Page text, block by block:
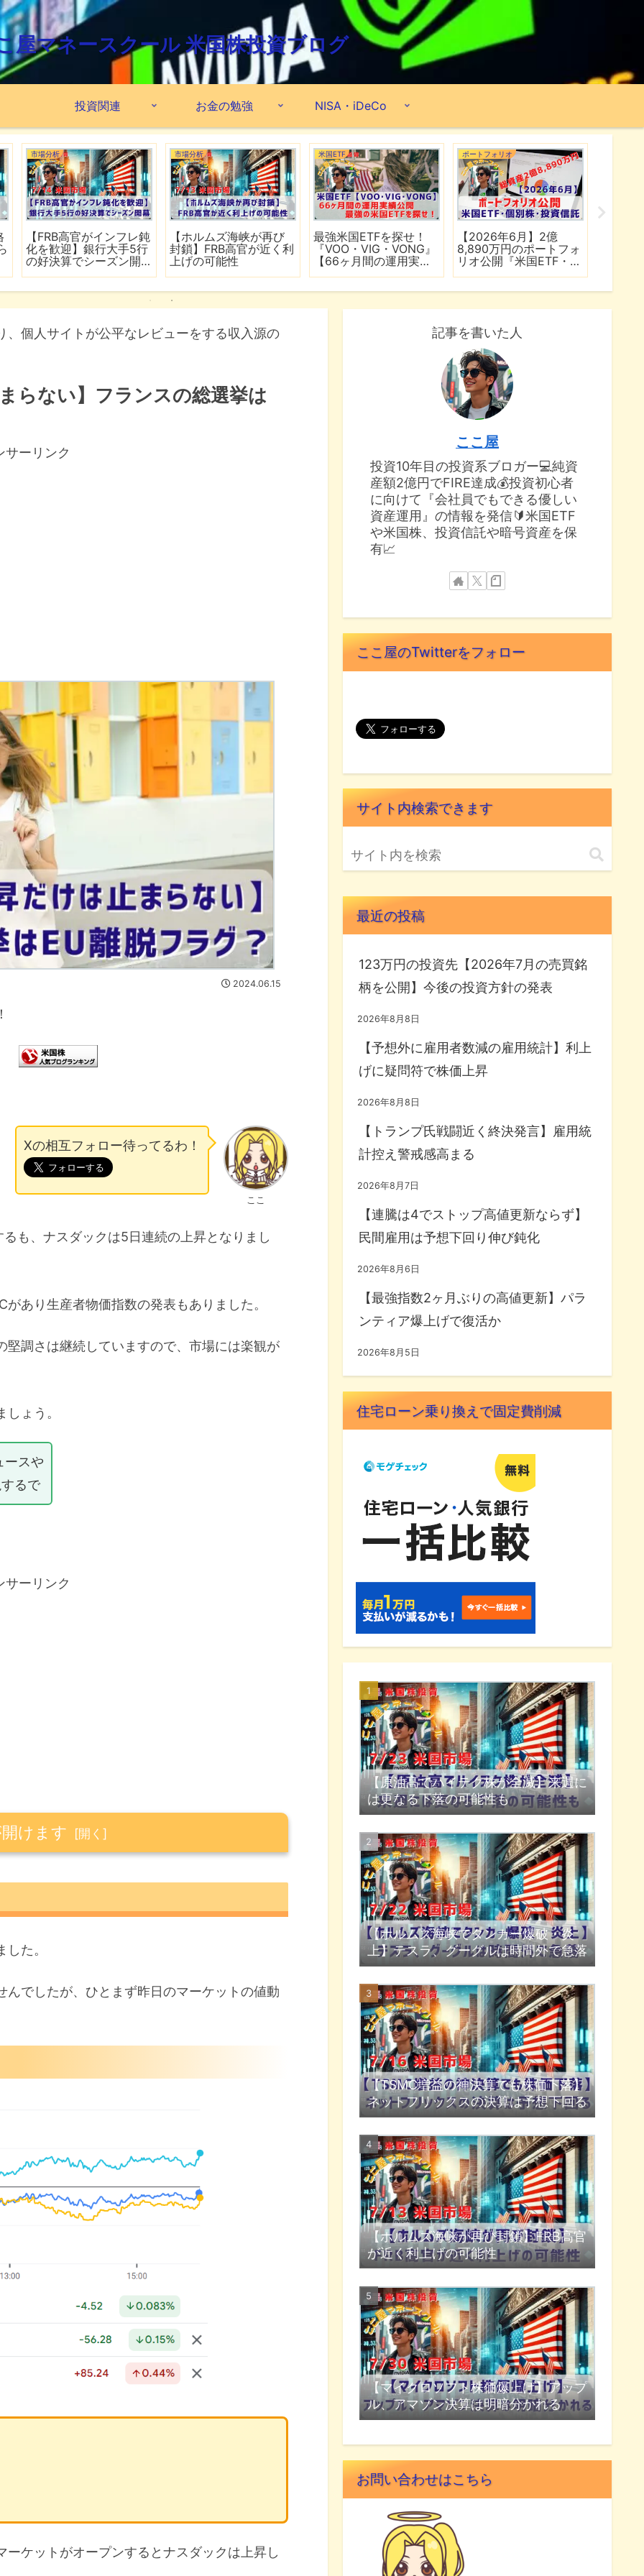
屋マネースクール 米国株投資ブログ
投資関連 お金の勉強 NISA・iDeCo
市場分析
【FRB高官がインフレ鈍
化を歓迎】銀行大手5行
の好決算でシーズン開
市場分析
【ホルムズ海峡が再び
封鎖】FRB高官が近く利
上げの可能性
米国ETF
最強米国ETFを探せ！
『VOO・VIG・VONG』
【66ヶ月間の運用実績
ポートフォリオ
【2026年6月】2億
8,890万円のポートフォ
リオ公開『米国ETF・個
個人サイトが公平なレビューをする収入源の
らない】フランスの総選挙は
サーリンク
2024.06.15
ここ
Xの相互フォロー待ってるわ！
も、ナスダックは5日連続の上昇となりまし
あり生産者物価指数の発表もありました。
調さは継続していますので、市場には楽観が
ょう。
ースや
るで
サーリンク
けます
チメント下げる
た。
でしたが、ひとまず昨日のマーケットの値動
ケットがオープンするとナスダックは上昇し
記事を書いた人
ここ屋
投資10年目の投資系ブロガー💻純資
産額2億円でFIRE達成💰投資初心者
に向けて『会社員でもできる優しい
資産運用』の情報を発信🔰米国ETF
や米国株、投資信託や暗号資産を保
有📈
ここ屋のTwitterをフォロー
サイト内検索できます
最近の投稿
123万円の投資先【2026年7月の売買銘
柄を公開】今後の投資方針の発表
2026年8月8日
【予想外に雇用者数減の雇用統計】利上
げに疑問符で株価上昇
2026年8月8日
【トランプ氏戦闘近く終決発言】雇用統
計控え警戒感高まる
2026年8月7日
【連騰は4でストップ高値更新ならず】
民間雇用は予想下回り伸び鈍化
2026年8月6日
【最強指数2ヶ月ぶりの高値更新】パラ
ンティア爆上げで復活か
2026年8月5日
住宅ローン乗り換えで固定費削減
【原油高でハイテク株が全滅】来週に
は更なる下落の可能性も
【ホルムズ海峡でタンカー爆破・炎
上】テスラ、グーグルは時間外で急落
【TSMC増益の神決算でも株価下落】
ネットフリックスの決算は予想下回る
【ホルムズ海峡が再び封鎖】FRB高官
が近く利上げの可能性
【マイクロソフト株価爆上げ】アップ
ル、アマゾン決算は明暗分かれる
お問い合わせはこちら